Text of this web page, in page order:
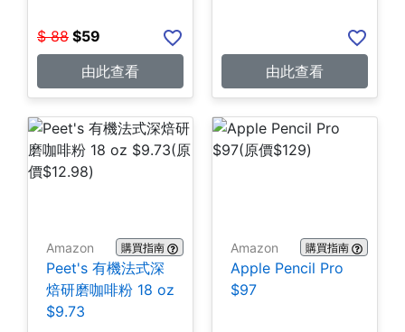
$ 88 $59
由此查看
由此查看
Amazon 購買指南
Peet's 有機法式深
焙研磨咖啡粉 18 oz
$9.73
Amazon 購買指南
Apple Pencil Pro
$97